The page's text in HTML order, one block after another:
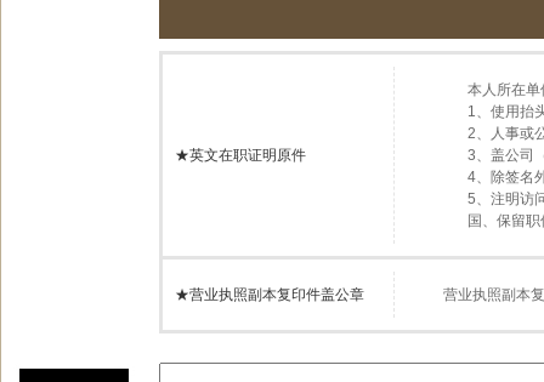
★英文在职证明原件
本人所在
1、使用抬
2、人事或
3、盖公司
4、除签名
5、注明访
国、保留
★营业执照副本复印件盖公章 营业执照副本